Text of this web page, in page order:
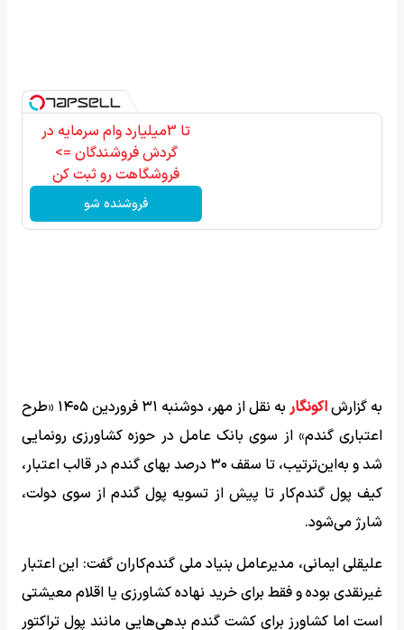
تا 3میلیارد وام سرمایه در
گردش فروشندگان =>
فروشگاهت رو ثبت کن
فروشنده شو
به گزارشاکونگار
به نقل از مهر، دوشنبه ۳۱ فروردین ۱۴۰۵ «طرح
اعتباری گندم» از سوی بانک عامل در حوزه کشاورزی رونمایی
شد و به‌این‌ترتیب، تا سقف ۳۰ درصد بهای گندم در قالب اعتبار،
کیف پول گندم‌کار تا پیش از تسویه پول گندم از سوی دولت،
شارژ می‌شود.
علیقلی ایمانی، مدیرعامل بنیاد ملی گندم‌کاران گفت: این اعتبار
غیرنقدی بوده و فقط برای خرید نهاده کشاورزی یا اقلام معیشتی
است اما کشاورز برای کشت گندم بدهی‌هایی مانند پول تراکتور